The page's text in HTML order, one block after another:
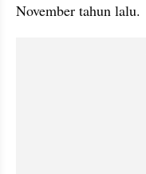
November tahun lalu.